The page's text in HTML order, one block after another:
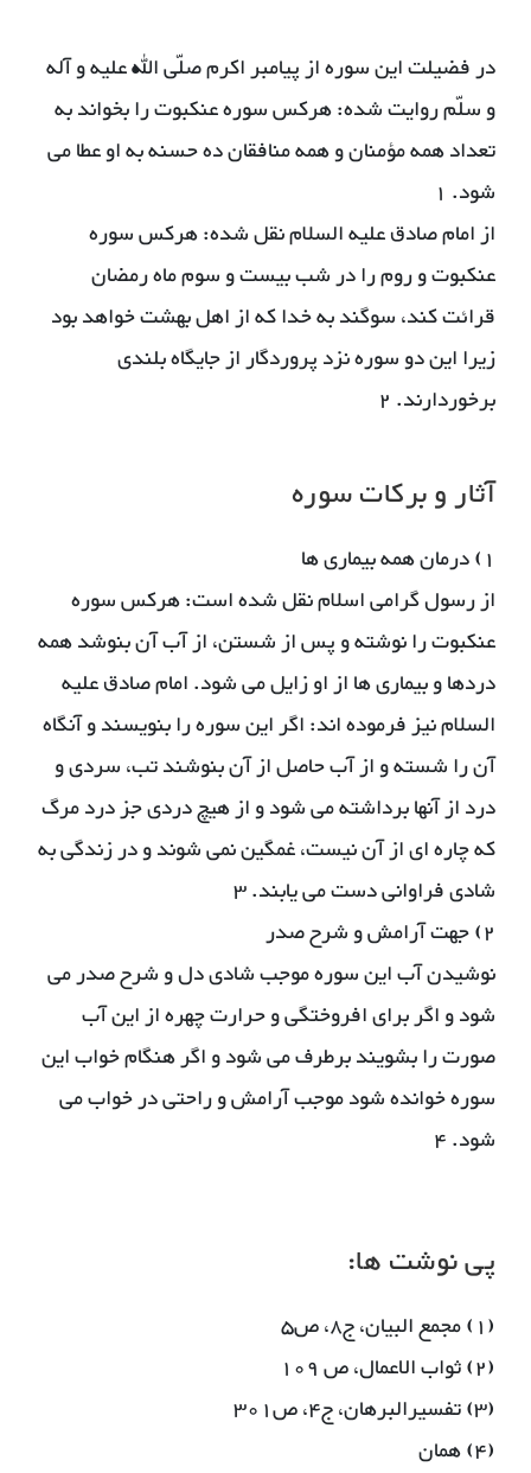
در فضیلت این سوره از پیامبر اكرم صلّی الله علیه و آله
و سلّم روایت شده: هركس سوره عنكبوت را بخواند به
تعداد همه مؤمنان و همه منافقان ده حسنه به او عطا می
شود. 1
از امام صادق علیه السلام نقل شده: هركس سوره
عنكبوت و روم را در شب بیست و سوم ماه رمضان
قرائت كند، سوگند به خدا كه از اهل بهشت خواهد بود
زیرا این دو سوره نزد پروردگار از جایگاه بلندی
برخوردارند. 2
آثار و بركات سوره
1) درمان همه بیماری ها
از رسول گرامی اسلام نقل شده است: هركس سوره
عنكبوت را نوشته و پس از شستن، از آب آن بنوشد همه
دردها و بیماری ها از او زایل می شود. امام صادق علیه
السلام نیز فرموده اند: اگر این سوره را بنویسند و آنگاه
آن را شسته و از آب حاصل از آن بنوشند تب، سردی و
درد از آنها برداشته می شود و از هیچ دردی جز درد مرگ
كه چاره ای از آن نیست، غمگین نمی شوند و در زندگی به
شادی فراوانی دست می یابند. 3
2) جهت آرامش و شرح صدر
نوشیدن آب این سوره موجب شادی دل و شرح صدر می
شود و اگر برای افروختگی و حرارت چهره از این آب
صورت را بشویند برطرف می شود و اگر هنگام خواب این
سوره خوانده شود موجب آرامش و راحتی در خواب می
شود. 4
پی نوشت ها:
(1) مجمع البیان، ج8، ص5
(2) ثواب الاعمال، ص 109
(3) تفسیرالبرهان، ج4، ص301
(4) همان